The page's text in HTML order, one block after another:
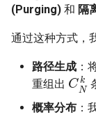
(Purging) 和 隔
通过这种方式，
路径生成 ：
重组出 CN
概率分布 ：